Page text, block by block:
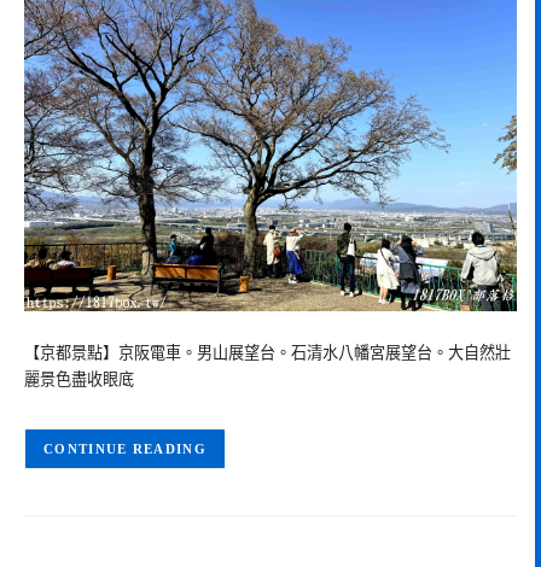
【京都景點】京阪電車。男山展望台。石清水八幡宮展望台。大自然壯
麗景色盡收眼底
CONTINUE READING